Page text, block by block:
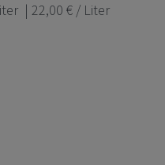
| 22,00 € / Liter